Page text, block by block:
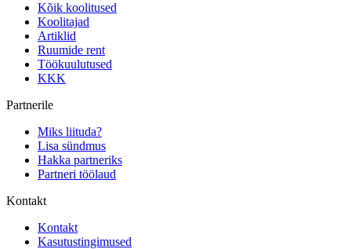
Kõik koolitused
Koolitajad
Artiklid
Ruumide rent
Töökuulutused
KKK
Partnerile
Miks liituda?
Lisa sündmus
Hakka partneriks
Partneri töölaud
Kontakt
Kontakt
Kasutustingimused